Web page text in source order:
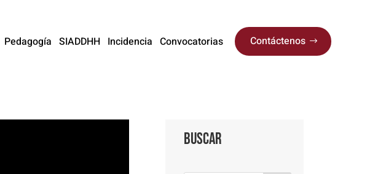
Pedagogía SIADDHH Incidencia Convocatorias Contáctenos
Buscar